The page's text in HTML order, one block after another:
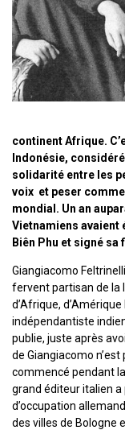
continent Afrique.
Indonésie,
solidarité entre les
voix et peser
mondial. Un an
Vietnamiens avaient
Biên Phu et signé sa
Giangiacomo
fervent partisan de la
d’Afrique,
indépendantiste
publie, juste après
de Giangiacomo
commencé pendant
grand éditeur italien
d’occupation
des villes de Bologne